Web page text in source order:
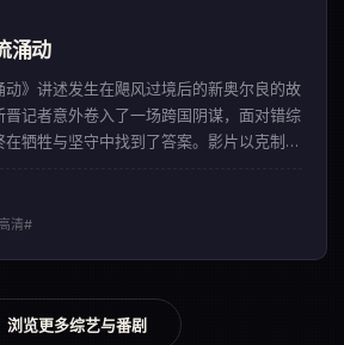
涌动
动》讲述发生在飓风过境后的新奥尔良的故
记者意外卷入了一场跨国阴谋，面对错综
牺牲与坚守中找到了答案。影片以克制内
清#
浏览更多综艺与番剧